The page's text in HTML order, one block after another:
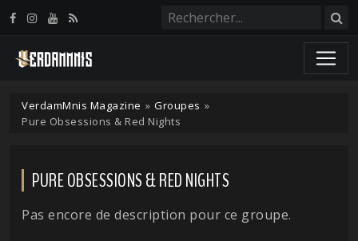
VerdamMnis Magazine » Groupes »
Pure Obsessions & Red Nights
PURE OBSESSIONS & RED NIGHTS
Pas encore de description pour ce groupe.
Panneau de gestion des cookies